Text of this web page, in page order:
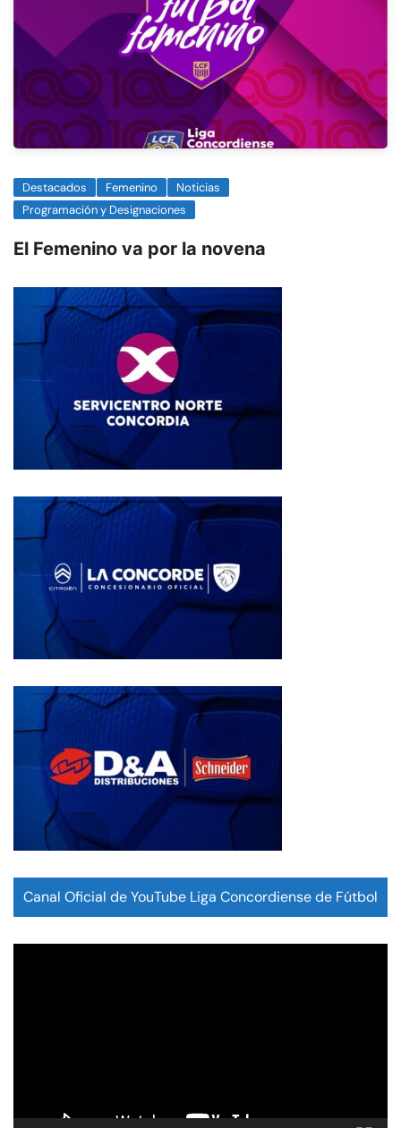
Destacados Femenino
Noticias
Programación y Designaciones
El Femenino va por la novena
Canal Oficial de YouTube Liga Concordiense de Fútbol